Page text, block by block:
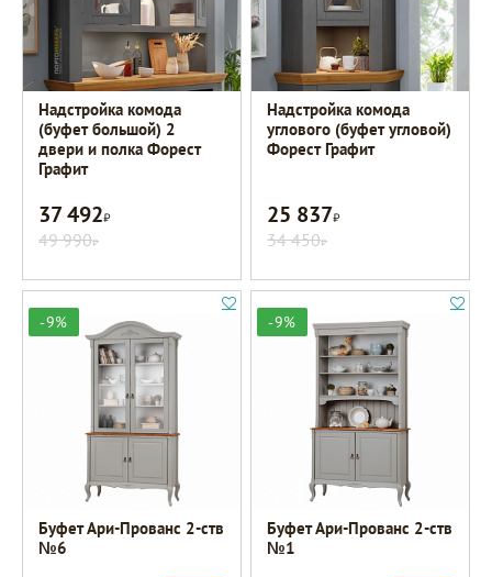
Надстройка комода
(буфет большой) 2
двери и полка Форест
Графит
37 492Р
49 990Р
Надстройка комода
углового (буфет угловой)
Форест Графит
25 837Р
34 450Р
-9%
Буфет Ари-Прованс 2-ств
№6
-9%
Буфет Ари-Прованс 2-ств
№1